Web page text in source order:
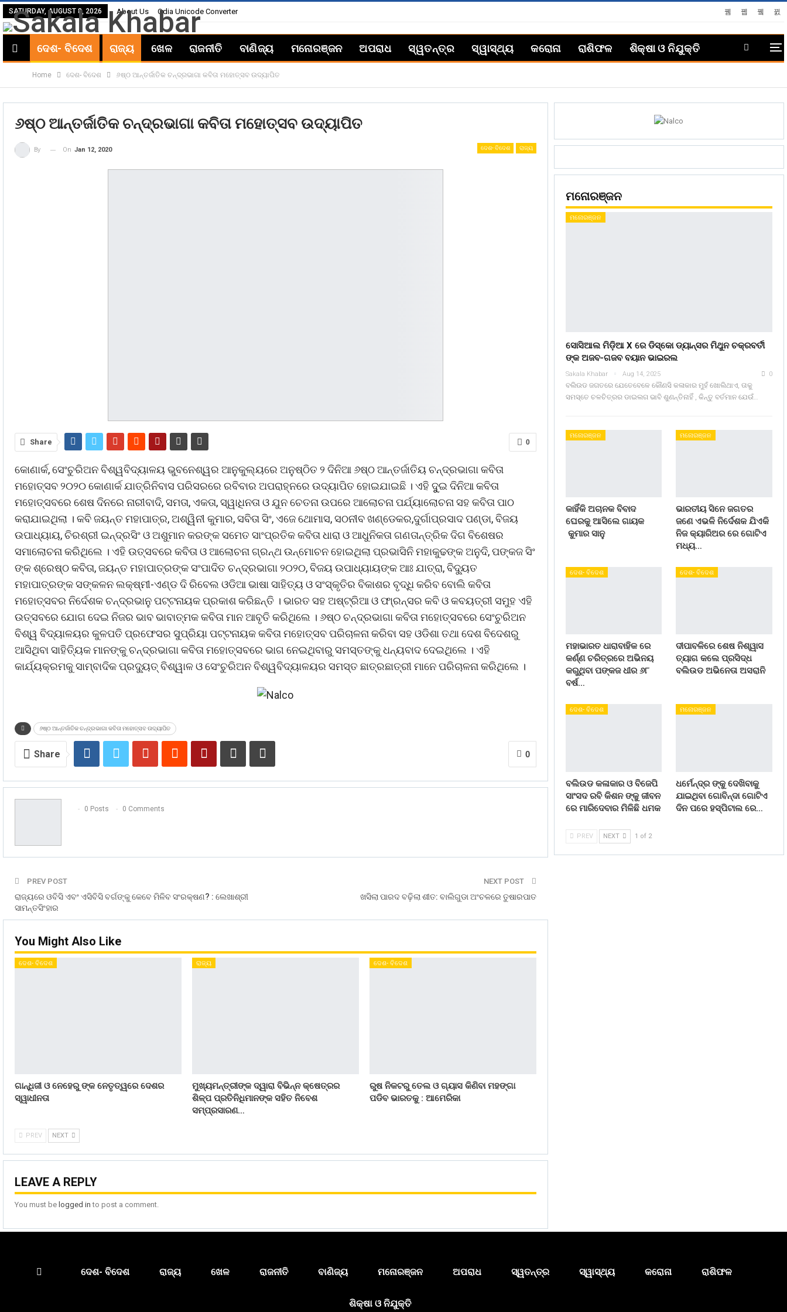
SATURDAY, AUGUST 8, 2026 About Us Odia Unicode Converter
ଦେଶ- ବିଦେଶ ରାଜ୍ୟ ଖେଳ ରାଜନୀତି ବାଣିଜ୍ୟ ମନୋରଞ୍ଜନ ଅପରାଧ ସ୍ୱତନ୍ତ୍ର ସ୍ୱାସ୍ଥ୍ୟ କରୋନା ରାଶିଫଳ ଶିକ୍ଷା ଓ ନିଯୁକ୍ତି
Home ଦେଶ- ବିଦେଶ ୬ଷ୍ଠ ଆନ୍ତର୍ଜାତିକ ଚନ୍ଦ୍ରଭାଗା କବିତା ମହୋତ୍ସବ ଉଦ୍ୟାପିତ
୬ଷ୍ଠ ଆନ୍ତର୍ଜାତିକ ଚନ୍ଦ୍ରଭାଗା କବିତା ମହୋତ୍ସବ ଉଦ୍ୟାପିତ
ଦେଶ- ବିଦେଶ ରାଜ୍ୟ
By On Jan 12, 2020
0
Share
କୋଣାର୍କ, ସେଂଚୁରିଅନ ବିଶ୍ୱବିଦ୍ୟାଳୟ ଭୁବନେଶ୍ୱର ଆନୁକୁଲ୍ୟରେ ଅନୁଷ୍ଠିତ ୨ ଦିନିଆ ୬ଷ୍ଠ ଆନ୍ତର୍ଜାତିୟ ଚନ୍ଦ୍ରଭାଗା କବିତା
ମହୋତ୍ସବ ୨୦୨୦ କୋଣାର୍କ ଯାତ୍ରିନିବାସ ପରିସରରେ ରବିବାର ଅପରାହ୍ନରେ ଉଦ୍ୟାପିତ ହୋଇଯାଇଛି । ଏହି ଦୁୁଇ ଦିନିଆ କବିତା
ମହୋତ୍ସବରେ ଶେଷ ଦିନରେ ନାରୀବାଦି, ସମତା, ଏକତା, ସ୍ୱାଧିନତା ଓ ଯୁନ ଚେତନା ଉପରେ ଆଲୋଚନା ପର୍ଯ୍ୟାଲୋଚନା ସହ କବିତା ପାଠ
କରାଯାଇଥିଲା । କବି ଜୟନ୍ତ ମହାପାତ୍ର, ଅଶ୍ୱିନୀ କୁମାର, ସବିତା ସିଂ, ଏଜେ ଥୋମାସ, ସଠନୀବ ଖଣ୍ଡେକର,ଦୁର୍ଗାପ୍ରସାଦ ପଣ୍ଡା, ବିଜୟ
ଉପାଧ୍ୟାୟ, ଚିରଶ୍ରୀ ଇନ୍ଦ୍ରସିଂ ଓ ଅଶୁମାନ କରଙ୍କ ସମେତ ସାଂପ୍ରତିକ କବିତା ଧାରା ଓ ଆଧୁନିକତା ଗଣତାନ୍ତ୍ରିକ ଦିଗ ବିଶେଷର
ସମାଲୋଚନା କରିଥିଲେ । ଏହି ଉତ୍ସବରେ କବିତା ଓ ଆଲୋଚନା ଗ୍ରନ୍ଥ ଉନ୍ମୋଚନ ହୋଇଥିଲା ପ୍ରଭାସିନି ମହାକୁଢଙ୍କ ଅନୁଦି, ପଙ୍କଜ ସିଂ
ଙ୍କ ଶ୍ରେଷ୍ଠ କବିତା, ଜୟନ୍ତ ମହାପାତ୍ରଙ୍କ ସଂପାଦିତ ଚନ୍ଦ୍ରଭାଗା ୨୦୨୦, ବିଜୟ ଉପାଧ୍ୟାୟଙ୍କ ଆଃ ଯାତ୍ରା, ବିଦ୍ୟୁତ
ମହାପାତ୍ରଙ୍କ ସଙ୍କଳନ ଲକ୍ଷ୍ମୀ-ଏଣ୍ଡ ଦି ରିବେଲ ଓଡିଆ ଭାଷା ସାହିତ୍ୟ ଓ ସଂସ୍କୃତିର ବିକାଶର ବୃଦ୍ଧି କରିବ ବୋଲି କବିତା
ମହୋତ୍ସବର ନିର୍ଦେଶକ ଚନ୍ଦ୍ରଭାନୁ ପଟ୍ଟନାୟକ ପ୍ରକାଶ କରିଛନ୍ତି । ଭାରତ ସହ ଅଷ୍ଟ୍ରିଆ ଓ ଫା୍ରନ୍ସର କବି ଓ କବୟତ୍ରୀ ସମୁହ ଏହି
ଉତ୍ସବରେ ଯୋଗ ଦେଇ ନିଜର ଭାବ ଭାବାତ୍ମକ କବିତା ମାନ ଆବୃତି କରିଥିଲେ । ୬ଷ୍ଠ ଚନ୍ଦ୍ରଭାଗା କବିତା ମହୋତ୍ସବରେ ସେଂଚୁରିଅନ
ବିଶ୍ୱ ବିଦ୍ୟାଳୟର କୁଳପତି ପ୍ରଫେସର ସୁପ୍ରିୟା ପଟ୍ଟନାୟକ କବିତା ମହୋତ୍ସବ ପରିଚାଳନା କରିବା ସହ ଓଡିଶା ତଥା ଦେଶ ବିଦେଶରୁ
ଆସିଥିବା ସାହିତ୍ୟିକ ମାନଙ୍କୁ ଚନ୍ଦ୍ରଭାଗା କବିତା ମହୋତ୍ସବରେ ଭାଗ ନେଇଥିବାରୁ ସମସ୍ତଙ୍କୁ ଧନ୍ୟବାଦ ଦେଇଥିଲେ । ଏହି
କାର୍ଯ୍ୟକ୍ରମକୁ ସାମ୍ବାଦିକ ପ୍ରଦ୍ୟୁତ୍ ବିଶ୍ୱାଳ ଓ ସେଂଚୁରିଅନ ବିଶ୍ୱବିଦ୍ୟାଳୟର ସମସ୍ତ ଛାତ୍ରଛାତ୍ରୀ ମାନେ ପରିଚାଳନା କରିଥିଲେ ।
୬ଷ୍ଠ ଆନ୍ତର୍ଜାତିକ ଚନ୍ଦ୍ରଭାଗା କବିତା ମହୋତ୍ସବ ଉଦ୍ୟାପିତ
0
Share
0 Posts 0 Comments
PREV POST
ରାଜ୍ୟରେ ଓବିସି ଏବଂ ଏସିବିସି ବର୍ଗଙ୍କୁ କେବେ ମିଳିବ ସଂରକ୍ଷଣ? : ଲେଖାଶ୍ରୀ
ସାମନ୍ତସିଂହାର
NEXT POST
ଖସିଲା ପାରଦ ବଢ଼ିଲା ଶୀତ: ବାଲିଗୁଡା ଅଂଚଳରେ ତୁଷାରପାତ
You Might Also Like
ଦେଶ- ବିଦେଶ
ଗାନ୍ଧିଜୀ ଓ ନେହେରୁ ଙ୍କ ନେତୃତ୍ୱରେ ଦେଶର
ସ୍ୱାଧୀନତା
ରାଜ୍ୟ
ମୁଖ୍ୟମନ୍ତ୍ରୀଙ୍କ ଦ୍ୱାରା ବିଭିନ୍ନ କ୍ଷେତ୍ରର
ଶିଳ୍ପ ପ୍ରତିନିଧିମାନଙ୍କ ସହିତ ନିବେଶ
ସମ୍ପ୍ରସାରଣ…
ଦେଶ- ବିଦେଶ
ରୁଷ ନିକଟରୁ ତେଲ ଓ ଗ୍ୟାସ କିଣିବା ମହଙ୍ଗା
ପଡିବ ଭାରତକୁ : ଆମେରିକା
PREV NEXT
LEAVE A REPLY
You must be logged in to post a comment.
ମନୋରଞ୍ଜନ
ମନୋରଞ୍ଜନ
ସୋସିଆଲ ମିଡ଼ିଆ X ରେ ଡିସ୍କୋ ଡ୍ୟାନ୍ସର ମିଥୁନ ଚକ୍ରବର୍ତୀ
ଙ୍କ ଅଜବ-ଗଜବ ବୟାନ ଭାଇରଲ
Sakala Khabar Aug 14, 2025 0
ବଲିଉଡ ଜଗତରେ ଯେତେବେଳେ କୌଣସି କଳାକାର ମୁହଁ ଖୋଲିଥାଏ, ତାକୁ
ସମସ୍ତେ ଚଳଚିତ୍ରର ଡାଇଲଗ ଭାବି ଶୁଣନ୍ତିନାହିଁ , କିନ୍ତୁ ବର୍ତମାନ ଯେଉଁ…
ମନୋରଞ୍ଜନ
କାହିଁକି ଅଚାନକ ବିବାଦ
ଘେରକୁ ଆସିଲେ ଗାୟକ
କୁମାର ସାନୁ
ମନୋରଞ୍ଜନ
ଭାରତୀୟ ସିନେ ଜଗତର
ଜଣେ ଏଭଳି ନିର୍ଦେଶକ ଯିଏକି
ନିଜ କ୍ୟାରିଅର ରେ ଗୋଟିଏ
ମଧ୍ୟ…
ଦେଶ- ବିଦେଶ
ମହାଭାରତ ଧାରାବାହିକ ରେ
କର୍ଣ୍ଣ ଚରିତ୍ରରେ ଅଭିନୟ
କରୁଥିବା ପଙ୍କଜ ଧୀର ୬୮
ବର୍ଷ…
ଦେଶ- ବିଦେଶ
ଦୀପାବଳିରେ ଶେଷ ନିଶ୍ୱାସ
ତ୍ୟାଗ କଲେ ପ୍ରସିଦ୍ଧ
ବଲିଉଡ ଅଭିନେତା ଅସରାନି
ଦେଶ- ବିଦେଶ
ବଲିଉଡ କଳାକାର ଓ ବିଜେପି
ସାଂସଦ ରବି କିଶନ ଙ୍କୁ ଜୀବନ
ରେ ମାରିଦେବାର ମିଳିଛି ଧମକ
ମନୋରଞ୍ଜନ
ଧର୍ମେନ୍ଦ୍ର ଙ୍କୁ ଦେଖିବାକୁ
ଯାଇଥିବା ଗୋବିନ୍ଦା ଗୋଟିଏ
ଦିନ ପରେ ହସ୍ପିଟାଲ ରେ…
PREV NEXT 1 of 2
ଦେଶ- ବିଦେଶ ରାଜ୍ୟ ଖେଳ ରାଜନୀତି ବାଣିଜ୍ୟ ମନୋରଞ୍ଜନ ଅପରାଧ ସ୍ୱତନ୍ତ୍ର ସ୍ୱାସ୍ଥ୍ୟ କରୋନା ରାଶିଫଳ
ଶିକ୍ଷା ଓ ନିଯୁକ୍ତି